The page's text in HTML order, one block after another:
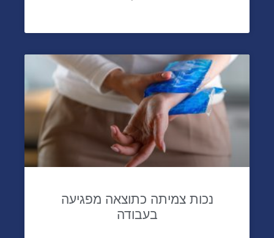
נכות צמיתה כתוצאה מפגיעה
בעבודה